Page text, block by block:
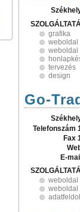
grafika
weboldal
weboldal
tervezés
design
Go-
Telefonszám
Fax
E-
weboldal
weboldal